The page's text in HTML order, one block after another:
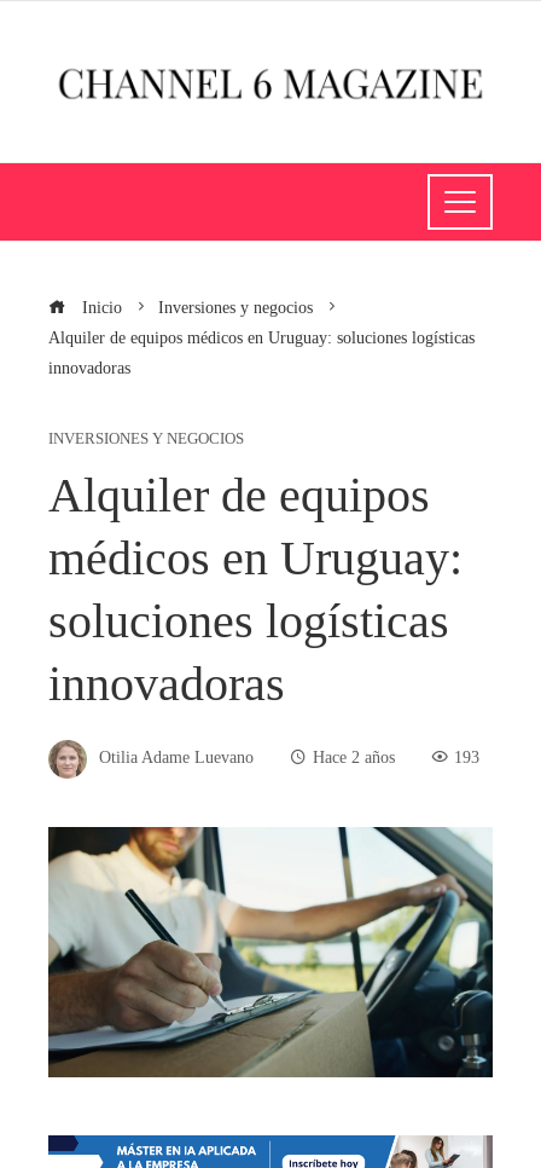
Inicio
Inversiones y negocios
Alquiler de equipos médicos en Uruguay: soluciones logísticas
innovadoras
INVERSIONES Y NEGOCIOS
Alquiler de equipos
médicos en Uruguay:
soluciones logísticas
innovadoras
Otilia Adame Luevano Hace 2 años 193